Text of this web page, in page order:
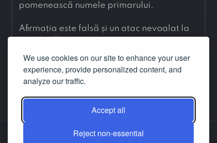
We use cookies on our site to enhance your user
experience, provide personalized content, and
analyze our traffic.
Accept all
Reject non-essential
pomenească numele primarului.
Afirmația este falsă și un atac nevoalat la
Markdown is the notation that produces the
article's formatted text. Only the content of
(statements, answers etc.) are still in the
Contact us Facebook